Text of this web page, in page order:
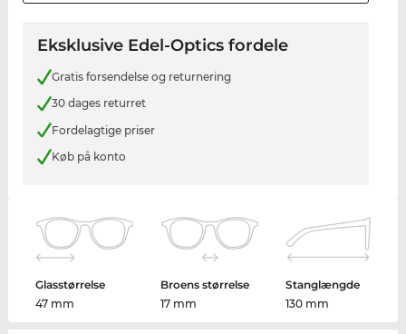
Eksklusive Edel-Optics fordele
Gratis forsendelse og returnering
30 dages returret
Fordelagtige priser
Køb på konto
Glasstørrelse
47 mm
Broens størrelse
17 mm
Stanglængde
130 mm